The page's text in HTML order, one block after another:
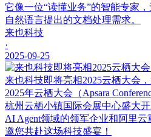
它像一位“读懂业务”的智能专家
自然语言提出的文档处理需求。
来也科技
·
2025-09-25
来也科技即将亮相2025云栖大会
2025年云栖大会（Apsara
杭州云栖小镇国际会展中心盛大
AI Agent领域的领军企业和阿里
邀您共赴这场科技盛宴！